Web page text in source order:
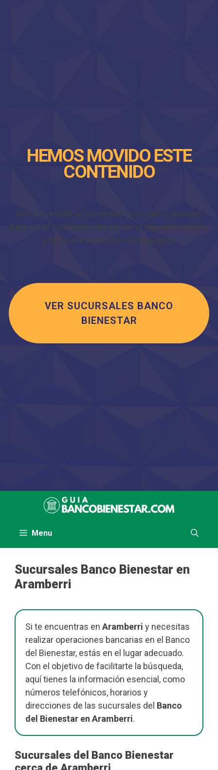
HEMOS MOVIDO ESTE
CONTENIDO
Hemos movido el contenido a un nuevo dominio,
para ver el contenido haz clic en el siguiente enlace
y te llevará a nuestra nueva página.
VER SUCURSALES BANCO
BIENESTAR
Menu
Sucursales Banco Bienestar en
Aramberri
Si te encuentras en Aramberri y necesitas
realizar operaciones bancarias en el Banco
del Bienestar, estás en el lugar adecuado.
Con el objetivo de facilitarte la búsqueda,
aquí tienes la información esencial, como
números telefónicos, horarios y
direcciones de las sucursales del Banco
del Bienestar en Aramberri.
Sucursales del Banco Bienestar